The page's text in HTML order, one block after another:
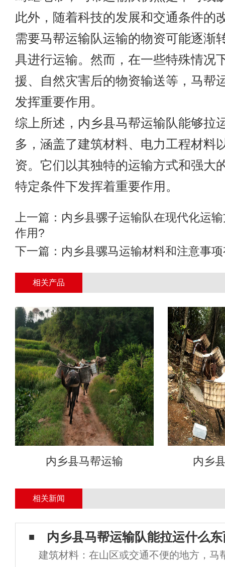
此外，随着科技的发展和交通条件的
需要马帮运输队运输的物资可能逐渐
具进行运输。然而，在一些特殊情况
援、自然灾害后的物资输送等，马帮
发挥重要作用。
综上所述，内乡县马帮运输队能够拉
多，涵盖了建筑材料、电力工程材料
资。它们以其独特的运输方式和强大
特定条件下发挥着重要作用。
上一篇： 内乡县骡子运输队在现代化运
作用?
下一篇： 内乡县骡马运输材料和注意事
相关产品
内乡县马帮运输 内乡
相关新闻
内乡县马帮运输队能拉运什么
建筑材料：在山区或交通不便的地方，马